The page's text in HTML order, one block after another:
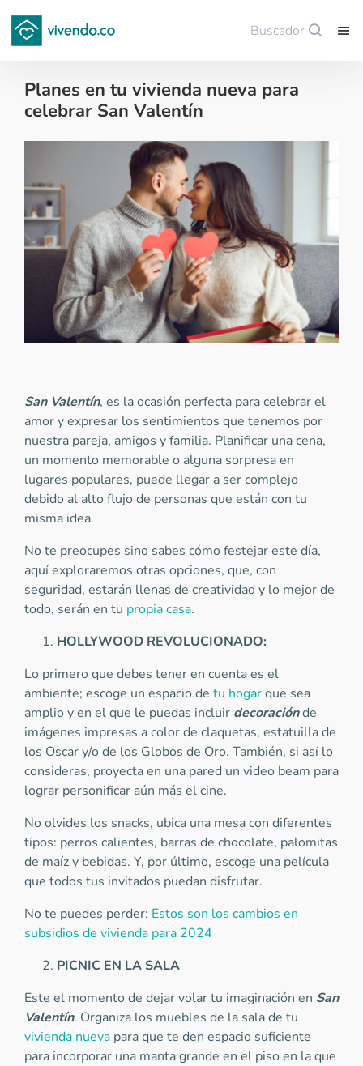
Buscador
Planes en tu vivienda nueva para
celebrar San Valentín
Decoración - 2024-02-14
San Valentín, es la ocasión perfecta para celebrar el
amor y expresar los sentimientos que tenemos por
nuestra pareja, amigos y familia. Planificar una cena,
un momento memorable o alguna sorpresa en
lugares populares, puede llegar a ser complejo
debido al alto flujo de personas que están con tu
misma idea.
No te preocupes sino sabes cómo festejar este día,
aquí exploraremos otras opciones, que, con
seguridad, estarán llenas de creatividad y lo mejor de
todo, serán en tu propia casa.
HOLLYWOOD REVOLUCIONADO:
Lo primero que debes tener en cuenta es el
ambiente; escoge un espacio de tu hogarque sea
amplio y en el que le puedas incluir decoraciónde
imágenes impresas a color de claquetas, estatuilla de
los Oscar y/o de los Globos de Oro. También, si así lo
consideras, proyecta en una pared un video beam para
lograr personificar aún más el cine.
No olvides los snacks, ubica una mesa con diferentes
tipos: perros calientes, barras de chocolate, palomitas
de maíz y bebidas. Y, por último, escoge una película
que todos tus invitados puedan disfrutar.
No te puedes perder: Estos son los cambios en
subsidios de vivienda para 2024
PICNIC EN LA SALA
Este el momento de dejar volar tu imaginación en San
Valentín. Organiza los muebles de la sala de tu
vivienda nueva para que te den espacio suficiente
para incorporar una manta grande en el piso en la que
Guardar